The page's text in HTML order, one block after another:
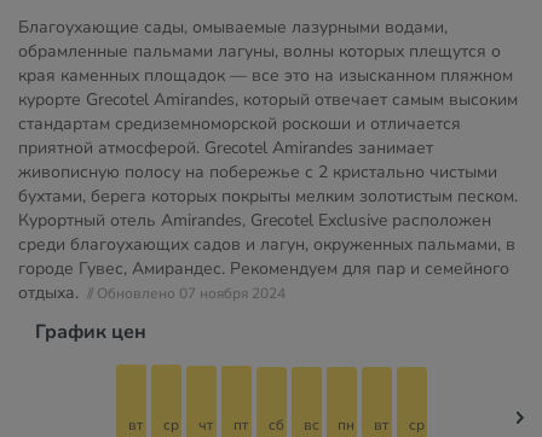
Благоухающие сады, омываемые лазурными водами,
обрамленные пальмами лагуны, волны которых плещутся о
края каменных площадок — все это на изысканном пляжном
курорте Grecotel Amirandes, который отвечает самым высоким
стандартам средиземноморской роскоши и отличается
приятной атмосферой. Grecotel Amirandes занимает
живописную полосу на побережье с 2 кристально чистыми
бухтами, берега которых покрыты мелким золотистым песком.
Курортный отель Amirandes, Grecotel Exclusive расположен
среди благоухающих садов и лагун, окруженных пальмами, в
городе Гувес, Амирандес. Рекомендуем для пар и семейного
отдыха. // Обновлено 07 ноября 2024
График цен
вт ср чт пт сб вс пн вт ср